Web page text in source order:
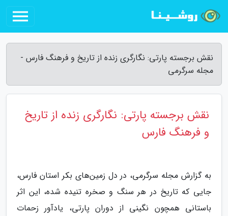
نقش برجسته پارتی: نگارگری زنده از تاریخ و فرهنگ فارس -
مجله سرگرمی
نقش برجسته پارتی: نگارگری زنده از تاریخ
و فرهنگ فارس
به گزارش مجله سرگرمی، در دل زمین‌های بکر استان فارس،
جایی که تاریخ در هر سنگ و صخره تنیده شده، این اثر
باستانی همچون نگینی از دوران پارتی، یادآور زحمات